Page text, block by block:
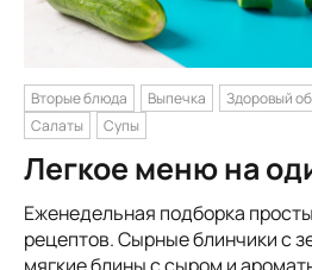
Вторые блюда Выпечка Здоровый
Салаты
Супы
Легкое меню на
Еженедельная подборка
рецептов. Сырные блинчики с